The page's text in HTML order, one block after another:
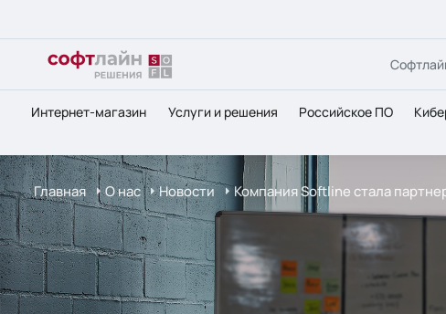
Интернет-магазин Услуги и решения Российское ПО
Главная О нас Новости Компания Softline стала